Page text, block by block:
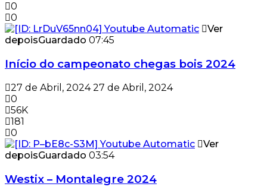
0
0
Ver
depoisGuardado 07:45
Início do campeonato chegas bois 2024
27 de Abril, 2024 27 de Abril, 2024
0
56K
181
0
Ver
depoisGuardado 03:54
Westix – Montalegre 2024